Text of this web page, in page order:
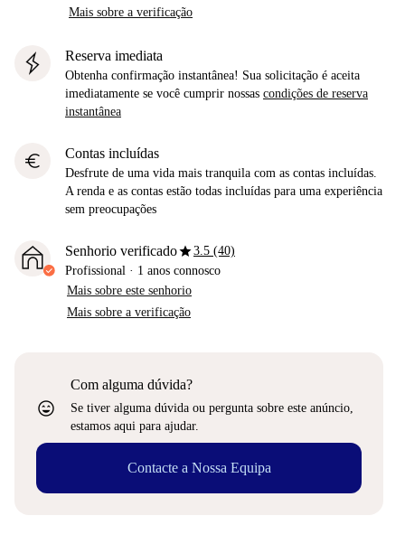
Mais sobre a verificação
Reserva imediata
Obtenha confirmação instantânea! Sua solicitação é aceita
imediatamente se você cumprir nossas condições de reserva
instantânea
euro Contas incluídas
Desfrute de uma vida mais tranquila com as contas incluídas.
A renda e as contas estão todas incluídas para uma experiência
sem preocupações
Senhorio verificadostar3.5 (40)
Profissional · 1 anos connosco
Mais sobre este senhorio
Mais sobre a verificação
sentiment_very_satisfied
Com alguma dúvida?
Se tiver alguma dúvida ou pergunta sobre este anúncio,
estamos aqui para ajudar.
Contacte a Nossa Equipa